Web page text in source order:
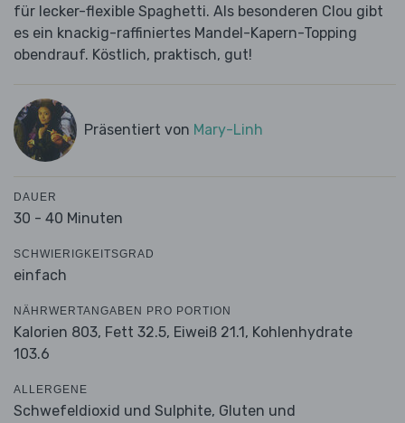
für lecker-flexible Spaghetti. Als besonderen Clou gibt
es ein knackig-raffiniertes Mandel-Kapern-Topping
obendrauf. Köstlich, praktisch, gut!
Präsentiert von Mary-Linh
DAUER
30 - 40 Minuten
SCHWIERIGKEITSGRAD
einfach
NÄHRWERTANGABEN PRO PORTION
Kalorien 803, Fett 32.5, Eiweiß 21.1, Kohlenhydrate
103.6
ALLERGENE
Schwefeldioxid und Sulphite, Gluten und